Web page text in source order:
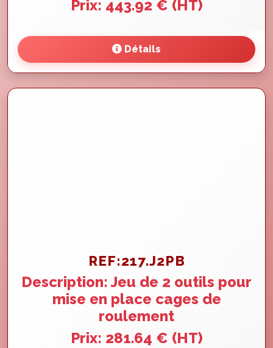
Prix: 443.92 € (HT)
Détails
REF:217.J2PB
Description: Jeu de 2 outils pour
mise en place cages de
roulement
Prix: 281.64 € (HT)